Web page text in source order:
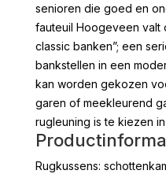
senioren die goed en
fauteuil Hoogeveen
classic banken”; een
bankstellen in een
kan worden gekozen
garen of meekleurend
rugleuning is te kiezen
Rugkussens: